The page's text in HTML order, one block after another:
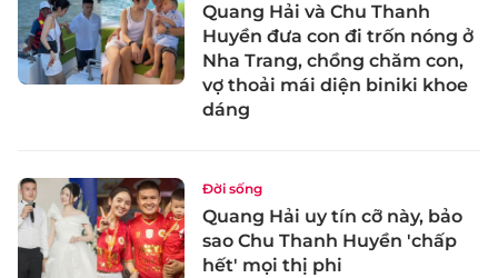
Quang Hải và Chu Thanh
Huyền đưa con đi trốn nóng ở
Nha Trang, chồng chăm con,
vợ thoải mái diện biniki khoe
dáng
Đời sống
Quang Hải uy tín cỡ này, bảo
sao Chu Thanh Huyền 'chấp
hết' mọi thị phi